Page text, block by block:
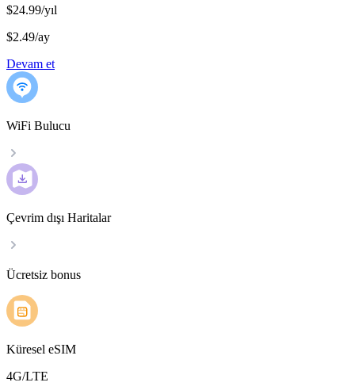
$24.99/yıl
$2.49/ay
Devam et
WiFi Bulucu
Çevrim dışı Haritalar
Ücretsiz bonus
Küresel eSIM
4G/LTE